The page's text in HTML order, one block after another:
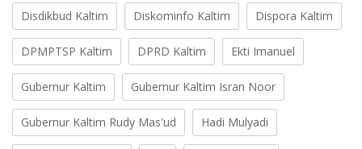
Disdikbud Kaltim Diskominfo Kaltim Dispora Kaltim
DPMPTSP Kaltim DPRD Kaltim Ekti Imanuel
Gubernur Kaltim Gubernur Kaltim Isran Noor
Gubernur Kaltim Rudy Mas'ud Hadi Mulyadi